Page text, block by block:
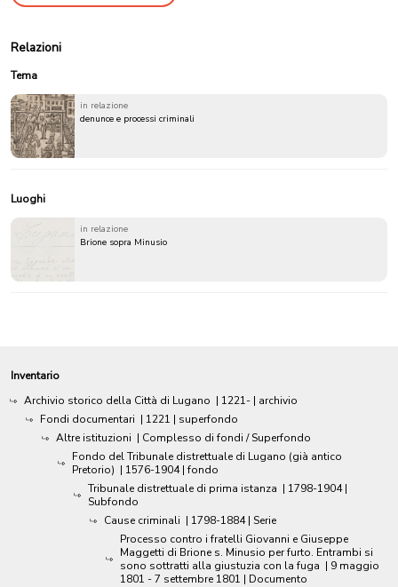
Relazioni
Tema
in relazione
denunce e processi criminali
Luoghi
in relazione
Brione sopra Minusio
Inventario
Archivio storico della Città di Lugano | 1221- | archivio
Fondi documentari | 1221 | superfondo
Altre istituzioni | Complesso di fondi / Superfondo
Fondo del Tribunale distrettuale di Lugano (già antico
Pretorio) | 1576-1904 | fondo
Tribunale distrettuale di prima istanza | 1798-1904 |
Subfondo
Cause criminali | 1798-1884 | Serie
Processo contro i fratelli Giovanni e Giuseppe
Maggetti di Brione s. Minusio per furto. Entrambi si
sono sottratti alla giustuzia con la fuga | 9 maggio
1801 - 7 settembre 1801 | Documento